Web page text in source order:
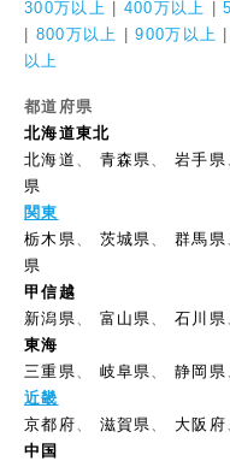
300万以上 400万以上 |
800万以上 |900万以上
以上
都道府県
北海道東北
北海道
青森県 、岩手県
県
関東
栃木県
茨城県 、群馬県
県
甲信越
新潟県
富山県 、石川県
東海
三重県
岐阜県 、静岡県
近畿
京都府
滋賀県 大阪府
中国